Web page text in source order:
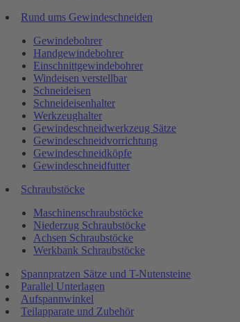
Rund ums Gewindeschneiden
Gewindebohrer
Handgewindebohrer
Einschnittgewindebohrer
Windeisen verstellbar
Schneideisen
Schneideisenhalter
Werkzeughalter
Gewindeschneidwerkzeug Sätze
Gewindeschneidvorrichtung
Gewindeschneidköpfe
Gewindeschneidfutter
Schraubstöcke
Maschinenschraubstöcke
Niederzug Schraubstöcke
Achsen Schraubstöcke
Werkbank Schraubstöcke
Spannpratzen Sätze und T-Nutensteine
Parallel Unterlagen
Aufspannwinkel
Teilapparate und Zubehör